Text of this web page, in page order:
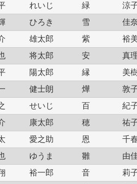
れいじ 緑 涼
ひろき 雪 佳
雄太郎 紫 裕
将太郎 安 真
陽太郎 縁 美
健士朗 燁 敦
せいじ 百 紀
康太郎 穂 祐
愛之助 恩 千
ゆうま 雛 由
裕一郎 音 莉